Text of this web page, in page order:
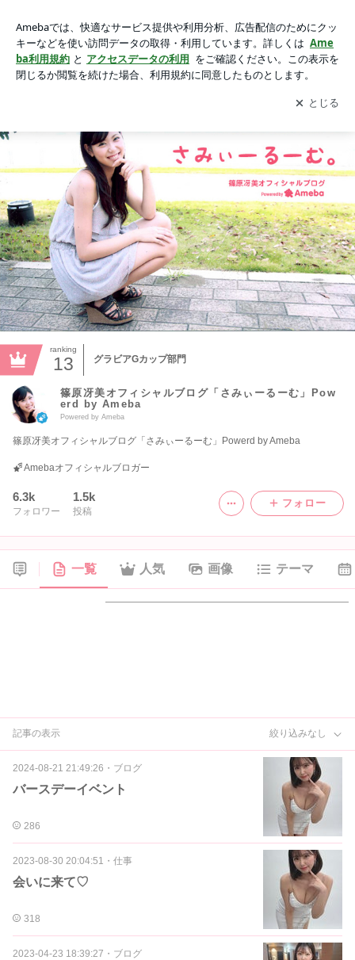
meba
アプリをダウンロードして ブログの更新通知
を受け取りまし
ょう。
開く
ranking
13 グラビアGカップ部門
篠原冴美オフィシャルブログ「さみぃーるーむ」Pow
erd by Ameba
Powered by Ameba
篠原冴美オフィシャルブログ「さみぃーるーむ」Powerd by Ameba
Amebaオフィシャルブロガー
6.3k
フォロワー
1.5k
投稿
フォロー
一覧 人気 画像 テーマ
記事の表示 絞り込みなし
2024-08-21 21:49:26 ・ ブログ
バースデーイベント
286
2023-08-30 20:04:51 ・ 仕事
会いに来て♡
318
2023-04-23 18:39:27 ・ ブログ